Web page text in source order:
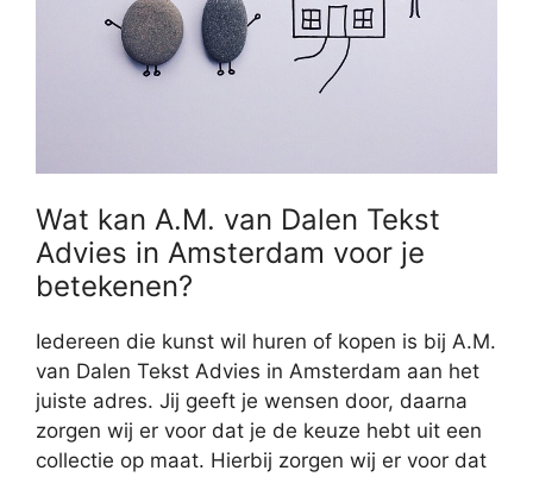
Wat kan A.M. van Dalen Tekst
Advies in Amsterdam voor je
betekenen?
Iedereen die kunst wil huren of kopen is bij A.M.
van Dalen Tekst Advies in Amsterdam aan het
juiste adres. Jij geeft je wensen door, daarna
zorgen wij er voor dat je de keuze hebt uit een
collectie op maat. Hierbij zorgen wij er voor dat